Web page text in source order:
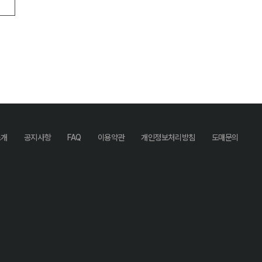
공지사항 FAQ 이용약관 개인정보처리방침 도매문의